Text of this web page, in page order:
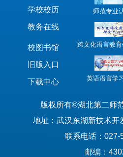
学校校历
教务在线
校图书馆
旧版入口
下载中心
师范专业
跨文化语言教
英语语言学
版权所有©湖北第二师
地址：武汉东湖新技术开
联系电话：027-
邮编：